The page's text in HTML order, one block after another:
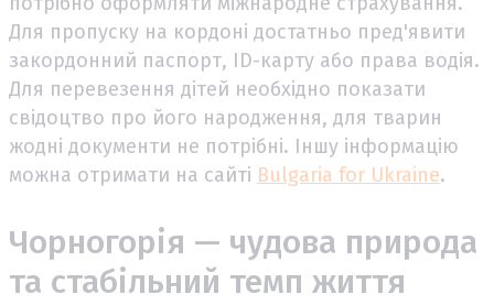
Для пропуску на кордоні достатньо пред'явити
закордонний паспорт, ID-карту або права водія.
Для перевезення дітей необхідно показати
свідоцтво про його народження, для тварин
жодні документи не потрібні. Іншу інформацію
можна отримати на сайті Bulgaria for Ukraine.
Чорногорія — чудова природа
та стабільний темп життя